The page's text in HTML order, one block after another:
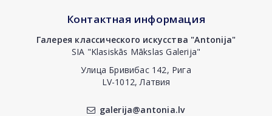
Контактная информация
Галерея классического искусства "Antonija"
SIA "Klasiskās Mākslas Galerija"
Улица Бривибас 142, Рига
LV-1012, Латвия
galerija@antonia.lv